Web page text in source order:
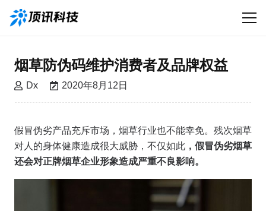
烟草防伪码维护消费者及品牌权益
Dx 2020年8月12日
假冒伪劣产品充斥市场，烟草行业也不能幸免。残次烟草
对人的身体健康造成很大威胁，不仅如此 ，假冒伪劣烟草
还会对正牌烟草企业形象造成严重不良影响。